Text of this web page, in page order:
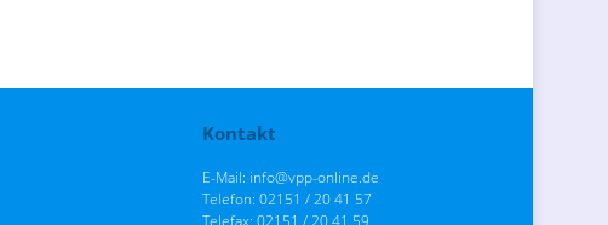
Kontakt
E-Mail: info@vpp-online.de
Telefon: 02151 / 20 41 57
Telefax: 02151 / 20 41 59